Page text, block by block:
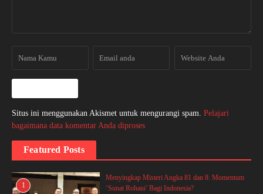
Situs ini menggunakan Akismet untuk mengurangi spam. Pelajari
bagaimana data komentar Anda diproses
Featured Posts
1
Menyingkap Misteri Angka 81 dan 8: Momentum
‘Sunat Rohani’ Bagi Indonesia?